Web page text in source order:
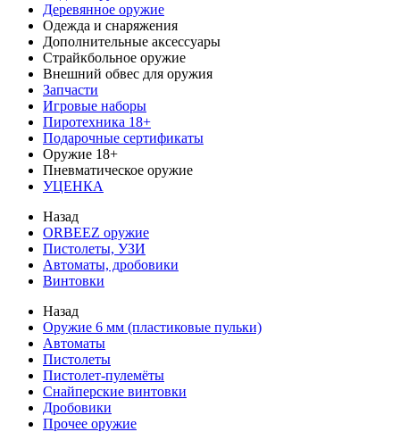
Деревянное оружие
Одежда и снаряжения
Дополнительные аксессуары
Страйкбольное оружие
Внешний обвес для оружия
Запчасти
Игровые наборы
Пиротехника 18+
Подарочные сертификаты
Оружие 18+
Пневматическое оружие
УЦЕНКА
Назад
ORBEEZ оружие
Пистолеты, УЗИ
Автоматы, дробовики
Винтовки
Назад
Оружие 6 мм (пластиковые пульки)
Автоматы
Пистолеты
Пистолет-пулемёты
Снайперские винтовки
Дробовики
Прочее оружие